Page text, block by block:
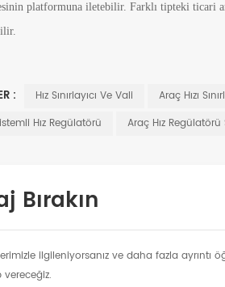
platformuna iletebilir. Farklı tipteki ticari
: Hız Sınırlayıcı Ve Vali Araç Hızı
Hız Regülatörü
Araç Hız Regülatörü
Bırakın
ilgileniyorsanız ve daha fazla ayrıntı
vereceğiz.